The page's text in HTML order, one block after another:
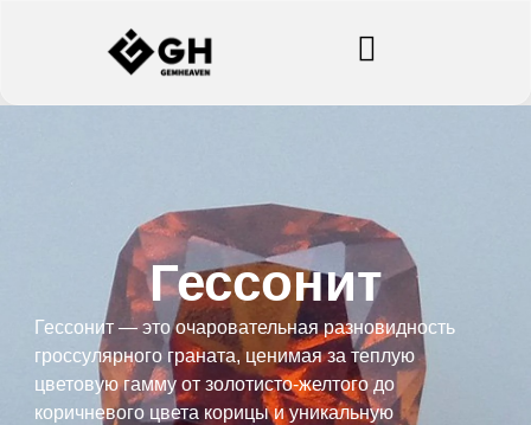
Гессонит
Гессонит — это очаровательная разновидность
гроссулярного граната, ценимая за теплую
цветовую гамму от золотисто-желтого до
коричневого цвета корицы и уникальную